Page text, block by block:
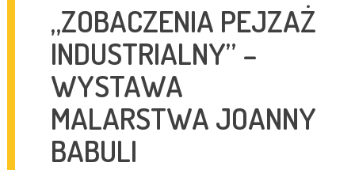
„ZOBACZENIA PEJZAŻ
INDUSTRIALNY” –
WYSTAWA
MALARSTWA JOANNY
BABULI